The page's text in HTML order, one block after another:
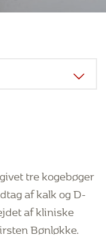
tre kogebøger
af kalk og D-
af kliniske
Bønløkke.